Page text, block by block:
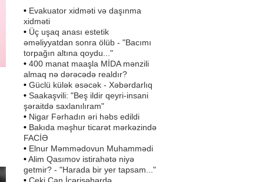
• Evakuator xidməti və daşınma
xidməti
• Üç uşaq anası estetik
əməliyyatdan sonra ölüb - "Bacımı
torpağın altına qoydu..."
• 400 manat maaşla MİDA mənzili
almaq nə dərəcədə realdır?
• Güclü külək əsəcək - Xəbərdarlıq
• Saakaşvili: "Beş ildir qeyri-insani
şəraitdə saxlanılıram"
• Nigar Fərhadın əri həbs edildi
• Bakıda məşhur ticarət mərkəzində
FACİƏ
• Elnur Məmmədovun Muhammədi
•Alim Qasımov istirahətə niyə
getmir? - "Harada bir yer tapsam..."
• Ceki Çan İçərişəhərdə